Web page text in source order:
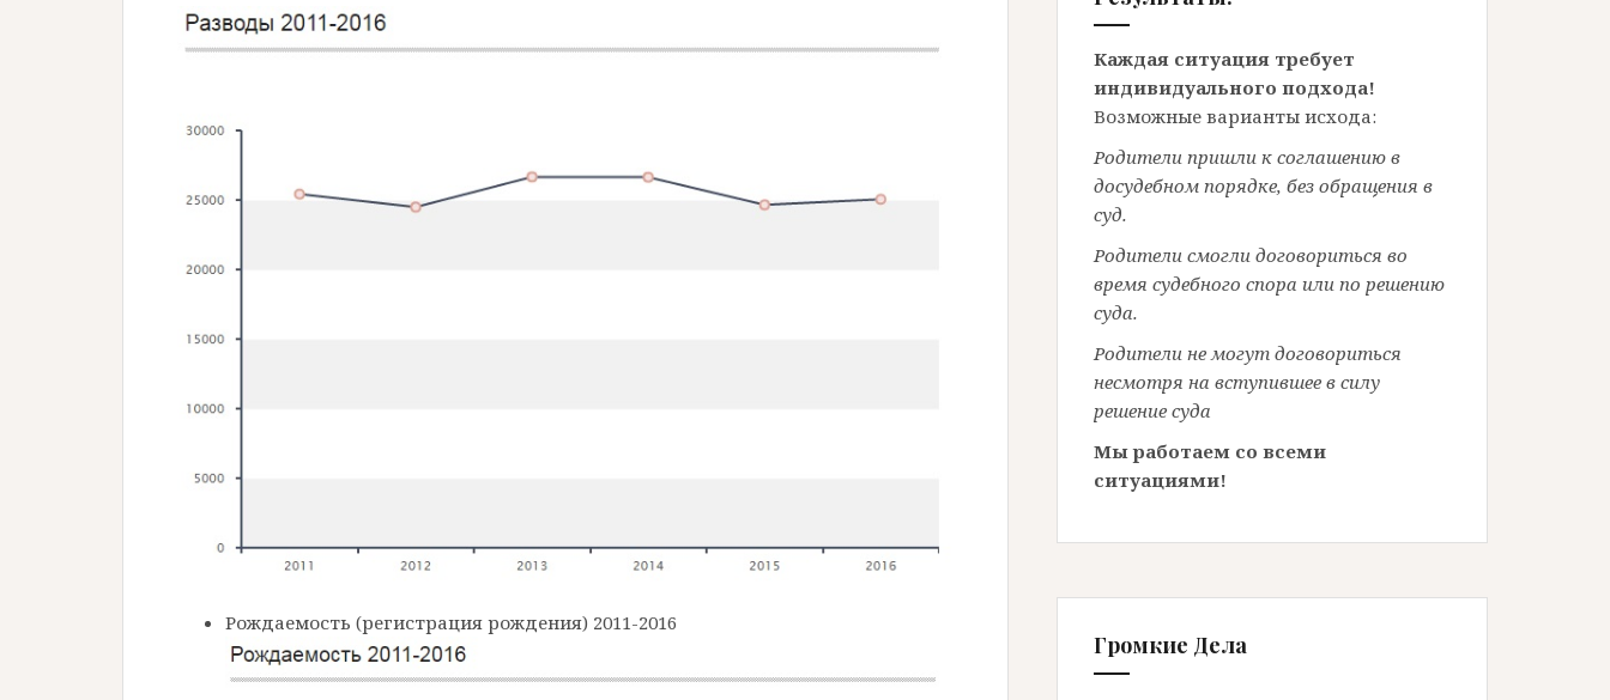
Рождаемость (регистрация рождения) 2011-2016
Каждая ситуация требует
индивидуального подхода!
Возможные варианты исхода:
Родители пришли к соглашению в
досудебном порядке, без обращения в
суд.
Родители смогли договориться во
время судебного спора или по решению
суда.
Родители не могут договориться
несмотря на вступившее в силу
решение суда
Мы работаем со всеми
ситуациями!
Громкие Дела